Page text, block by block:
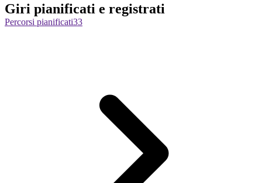
Giri pianificati e registrati
Percorsi pianificati33